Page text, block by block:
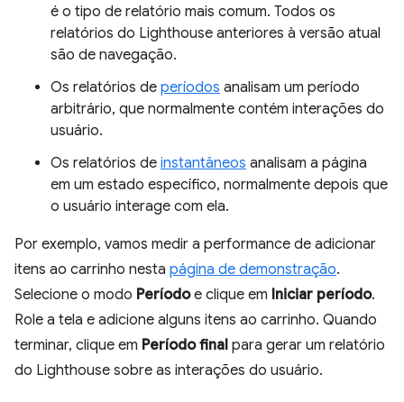
é o tipo de relatório mais comum. Todos os
relatórios do Lighthouse anteriores à versão atual
são de navegação.
Os relatórios de períodos analisam um período
arbitrário, que normalmente contém interações do
usuário.
Os relatórios de instantâneos analisam a página
em um estado específico, normalmente depois que
o usuário interage com ela.
Por exemplo, vamos medir a performance de adicionar
itens ao carrinho nesta página de demonstração.
Selecione o modo Períodoe clique em Iniciar período.
Role a tela e adicione alguns itens ao carrinho. Quando
terminar, clique em Período final para gerar um relatório
do Lighthouse sobre as interações do usuário.